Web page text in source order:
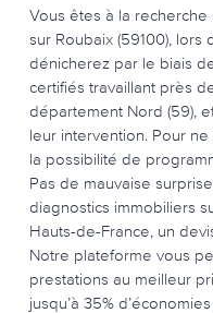
Vous êtes à la
sur Roubaix (59100), lors
dénicherez par le biais
certifiés travaillant près
département Nord (59),
leur intervention. Pour
la possibilité de
Pas de mauvaise
diagnostics immobiliers
Hauts-de-France, un
Notre plateforme vous
prestations au meilleur
jusqu’à 35%